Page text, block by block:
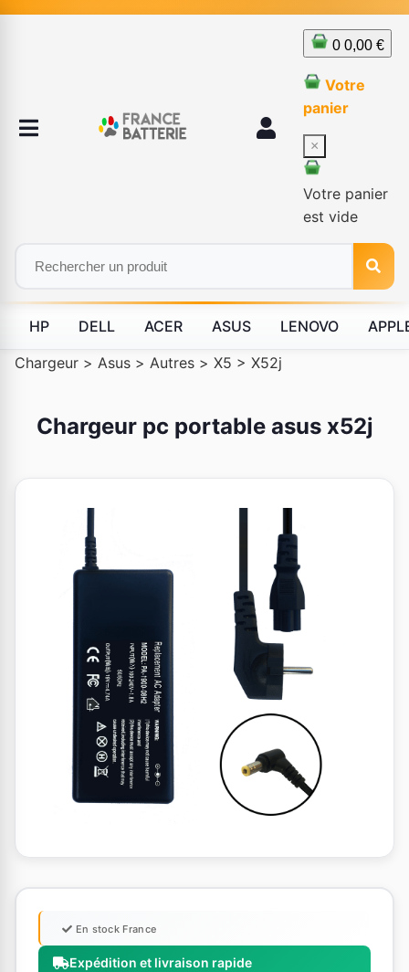
0 0,00 €
Votre
panier
×
Votre panier
est vide
HP DELL ACER ASUS LENOVO
Chargeur > Asus > Autres > X5 > X52j
Chargeur pc portable asus x52j
Expédition et livraison rapide
En stock France